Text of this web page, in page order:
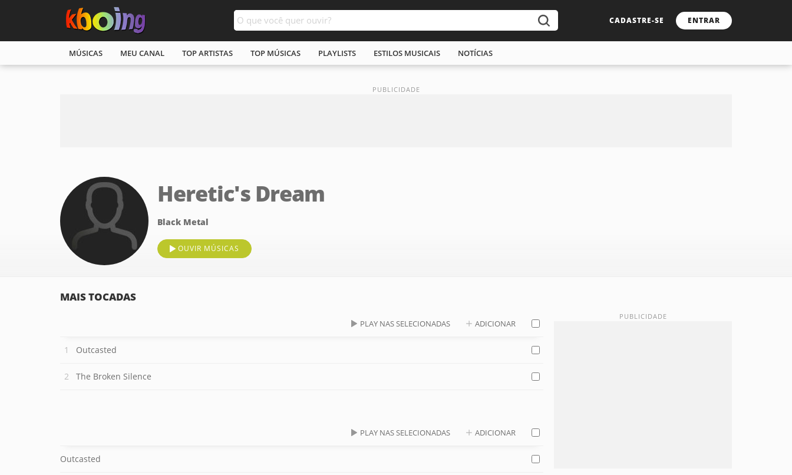
CADASTRE-SE ENTRAR
MÚSICAS MEU CANAL TOP ARTISTAS TOP MÚSICAS PLAYLISTS ESTILOS MUSICAIS NOTÍCIAS
Heretic's Dream
Black Metal
OUVIR MÚSICAS
MAIS TOCADAS
PLAY NAS SELECIONADAS ADICIONAR
Outcasted
The Broken Silence
PLAY NAS SELECIONADAS ADICIONAR
Outcasted